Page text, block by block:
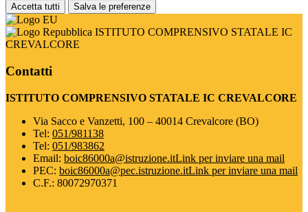
Accetta tutti Salva le preferenze
ISTITUTO COMPRENSIVO STATALE IC
CREVALCORE
Contatti
ISTITUTO COMPRENSIVO STATALE IC CREVALCORE
Via Sacco e Vanzetti, 100 – 40014 Crevalcore (BO)
Tel: 051/981138
Tel: 051/983862
Email: boic86000a@istruzione.itLink per inviare una mail
PEC: boic86000a@pec.istruzione.itLink per inviare una mail
C.F.: 80072970371